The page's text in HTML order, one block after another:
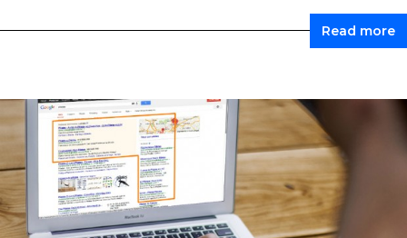
Read more